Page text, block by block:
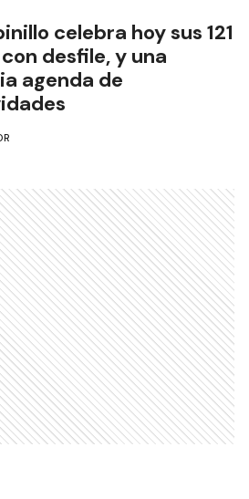
celebra hoy sus 121
desfile, y una
agenda de